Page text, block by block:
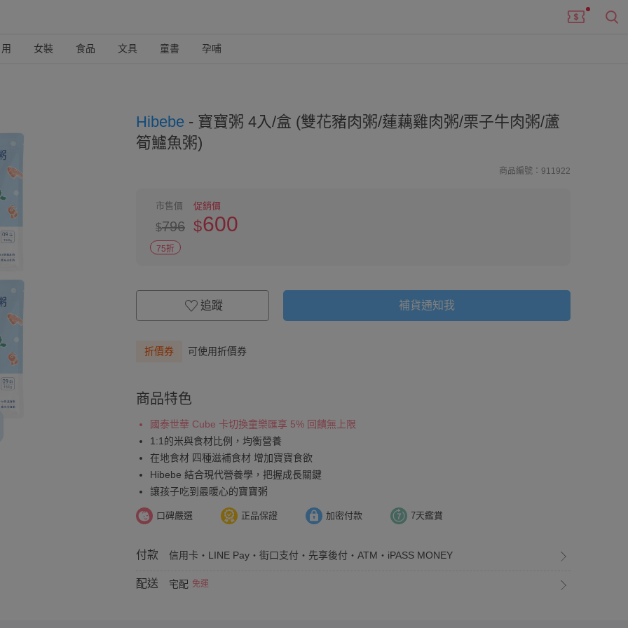
女裝 食品 文具 童書 孕哺
Hibebe - 寶寶粥 4入/盒 (雙花豬肉粥/蓮藕雞肉粥/栗子牛肉粥/蘆
筍鱸魚粥)
商品編號：911922
市售價
$796
促銷價
$600
75折
追蹤 補貨通知我
折價券 可使用折價券
商品特色
國泰世華 Cube 卡切換童樂匯享 5% 回饋無上限
1:1的米與食材比例，均衡營養
在地食材 四種滋補食材 增加寶寶食欲
Hibebe 結合現代營養學，把握成長關鍵
讓孩子吃到最暖心的寶寶粥
口碑嚴選 正品保證 加密付款 7天鑑賞
付款 信用卡・LINE Pay・街口支付・先享後付・ATM・iPASS MONEY
配送 宅配 免運